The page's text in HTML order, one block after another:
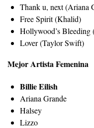
Thank u, next (Ariana
Free Spirit (Khalid)
Hollywood’s Bleeding
Lover (Taylor Swift)
Mejor Artista Femenina
Billie Eilish
Ariana Grande
Halsey
Lizzo